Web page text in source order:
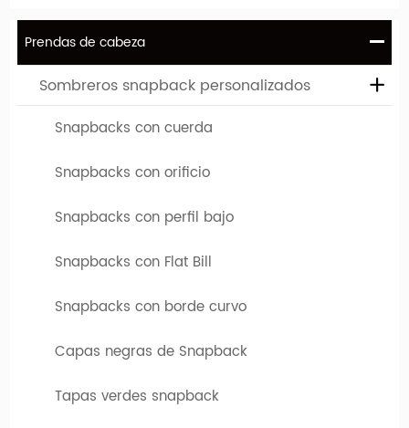
Diseña tu sombrero favorito
de alta calidad, ha venido al lugar correcto. Hengxing Caps
Factory (hx-caps.com) le ofrece la oportunidad de diseñar
Prendas de cabeza
Sombreros snapback personalizados
Snapbacks con cuerda
Snapbacks con orificio
Snapbacks con perfil bajo
Snapbacks con Flat Bill
Snapbacks con borde curvo
Capas negras de Snapback
Tapas verdes snapback